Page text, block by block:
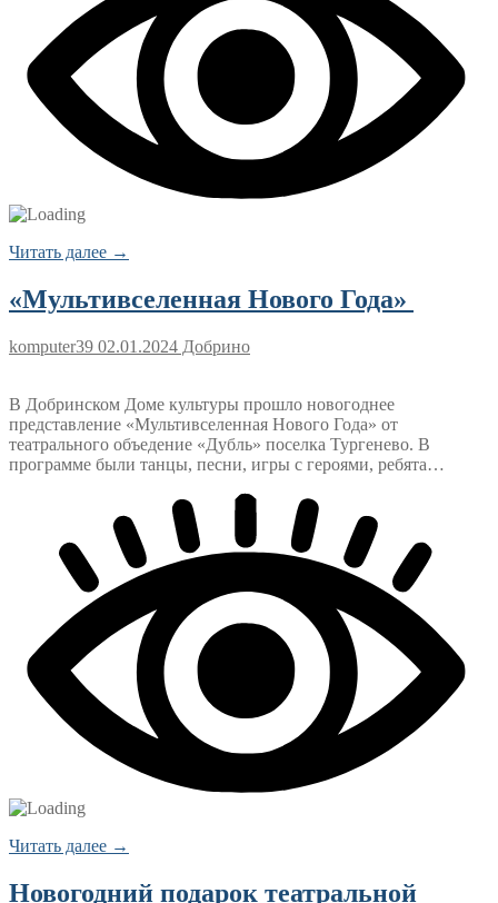
Читать далее →
«Мультивселенная Нового Года»
komputer39 02.01.2024 Добрино
В Добринском Доме культуры прошло новогоднее
представление «Мультивселенная Нового Года» от
театрального объедение «Дубль» поселка Тургенево. В
программе были танцы, песни, игры с героями, ребята…
Читать далее →
Новогодний подарок театральной